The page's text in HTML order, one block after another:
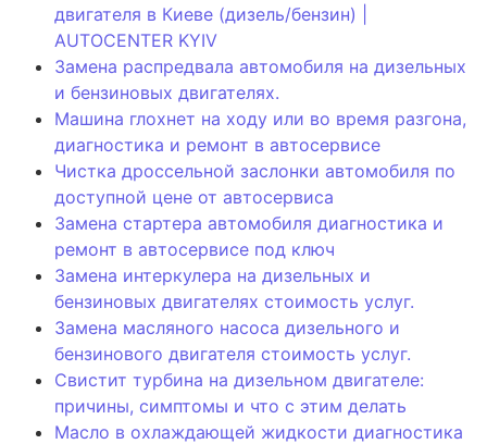
двигателя в Киеве (дизель/бензин) |
AUTOCENTER KYIV
Замена распредвала автомобиля на дизельных
и бензиновых двигателях.
Машина глохнет на ходу или во время разгона,
диагностика и ремонт в автосервисе
Чистка дроссельной заслонки автомобиля по
доступной цене от автосервиса
Замена стартера автомобиля диагностика и
ремонт в автосервисе под ключ
Замена интеркулера на дизельных и
бензиновых двигателях стоимость услуг.
Замена масляного насоса дизельного и
бензинового двигателя стоимость услуг.
Свистит турбина на дизельном двигателе:
причины, симптомы и что с этим делать
Масло в охлаждающей жидкости диагностика